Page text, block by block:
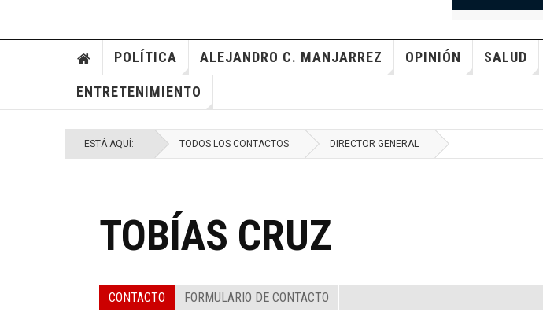
POLÍTICA ALEJANDRO C. MANJARREZ OPINIÓN SALUD
ENTRETENIMIENTO
ESTÁ AQUÍ: TODOS LOS CONTACTOS DIRECTOR GENERAL
TOBÍAS CRUZ
CONTACTO FORMULARIO DE CONTACTO